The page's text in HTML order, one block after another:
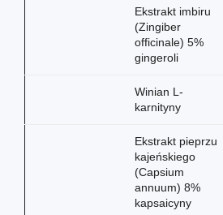
Ekstrakt imbiru
(Zingiber
officinale) 5%
gingeroli
Winian L-
karnityny
Ekstrakt pieprzu
kajeńskiego
(Capsium
annuum) 8%
kapsaicyny